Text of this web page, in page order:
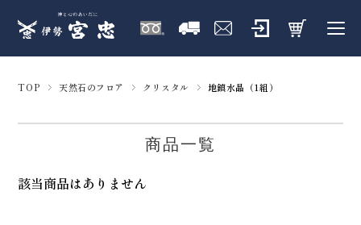
TOP 天然石のフロア クリスタル 地鎮水晶（1組）
商品一覧
該当商品はありません